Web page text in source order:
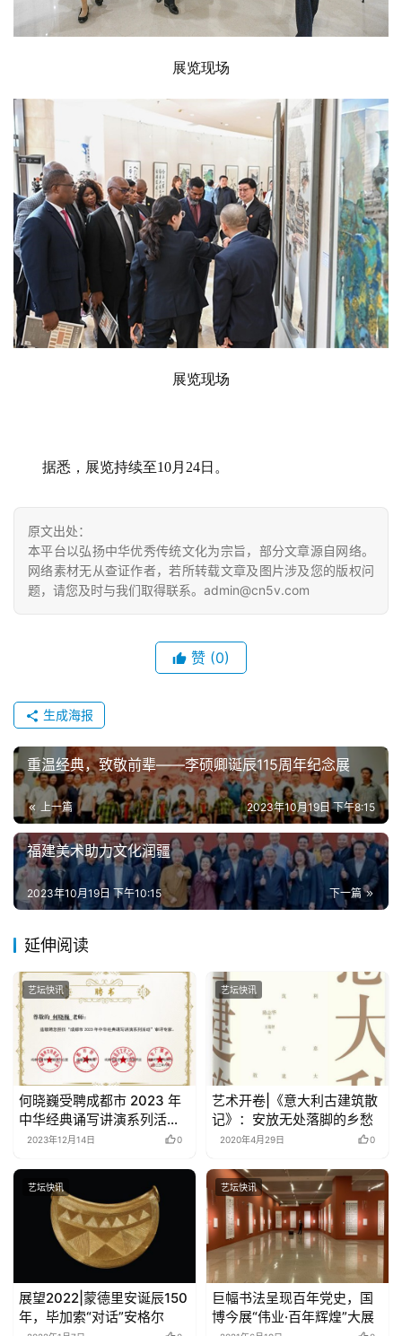
展览现场
展览现场
据悉，展览持续至10月24日。
原文出处：
本平台以弘扬中华优秀传统文化为宗旨，部分文章源自网络。
网络素材无从查证作者，若所转载文章及图片涉及您的版权问
题，请您及时与我们取得联系。admin@cn5v.com
赞 (0)
生成海报
重温经典，致敬前辈——李硕卿诞辰115周年纪念展
上一篇 2023年10月19日 下午8:15
福建美术助力文化润疆
下一篇
2023年10月19日 下午10:15
延伸阅读
艺坛快讯
何晓巍受聘成都市 2023 年
中华经典诵写讲演系列活动
审评专家
2023年12月14日 0
艺坛快讯
艺术开卷|《意大利古建筑散
记》：安放无处落脚的乡愁
2020年4月29日 0
艺坛快讯
展望2022|蒙德里安诞辰150
年，毕加索“对话”安格尔
艺坛快讯
巨幅书法呈现百年党史，国
博今展“伟业·百年辉煌”大展